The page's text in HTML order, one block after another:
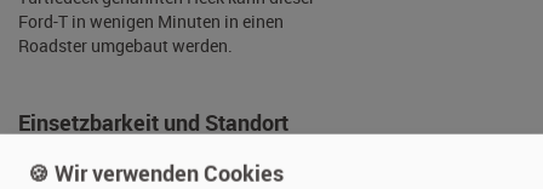
Pickup / Roadster, Durch einfachen
Tausch der Pickup-Schale mit einem
Roadster umgebaut werden.
🍪 Wir verwenden Cookies